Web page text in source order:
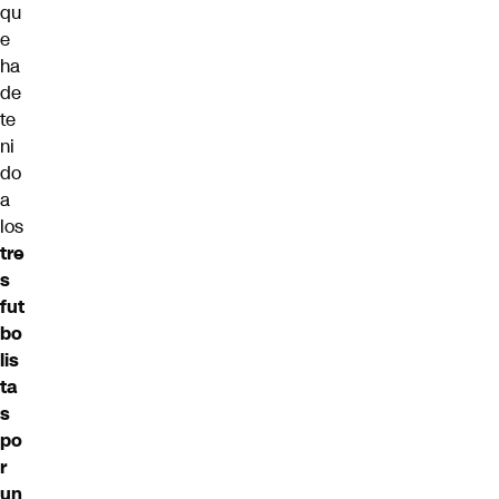
qu
e
ha
de
te
ni
do
a
los
tre
s
fut
bo
lis
ta
s
po
r
un